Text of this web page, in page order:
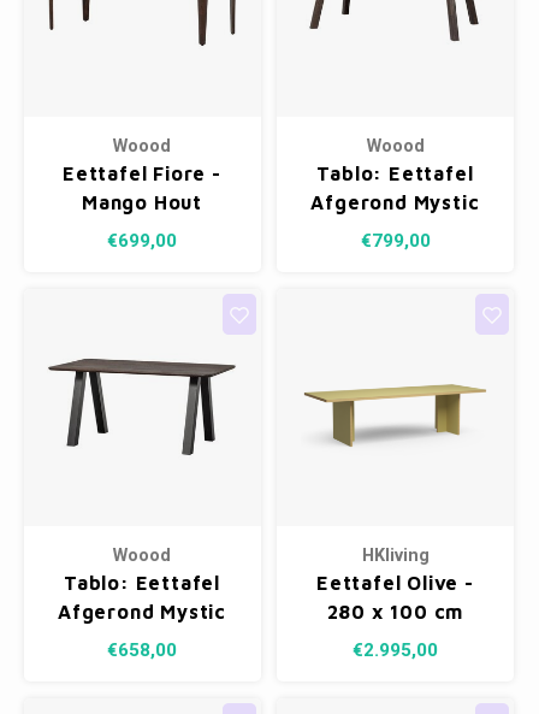
Woood
Eettafel Fiore -
Mango Hout
Donkerbruin 190 x
€699,00
Woood
Tablo: Eettafel
Afgerond Mystic
Brown - 200 x 90
€799,00
Woood
Tablo: Eettafel
Afgerond Mystic
Brown - 160 x 90
€658,00
HKliving
Eettafel Olive -
280 x 100 cm
€2.995,00